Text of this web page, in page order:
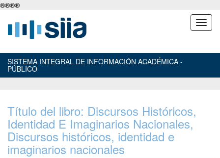
®®®®
SISTEMA INTEGRAL DE INFORMACIÓN ACADÉMICA -
PÚBLICO
Título del libro: Discursos Históricos,
Identidad E Imaginarios Nacionales,
Discursos históricos, identidad e
imaginarios nacionales